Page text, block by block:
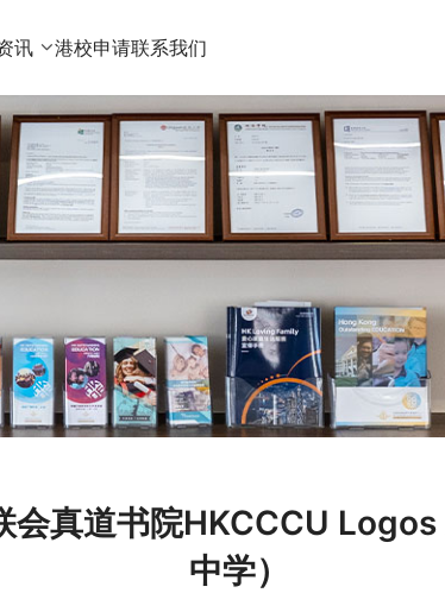
讯 港校申请联系我们
会真道书院HKCCCU
中学）